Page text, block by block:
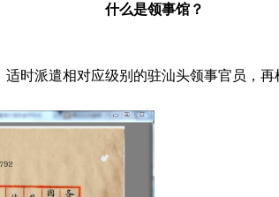
什么是领事馆？
时派遣相对应级别的驻汕头领事官员，